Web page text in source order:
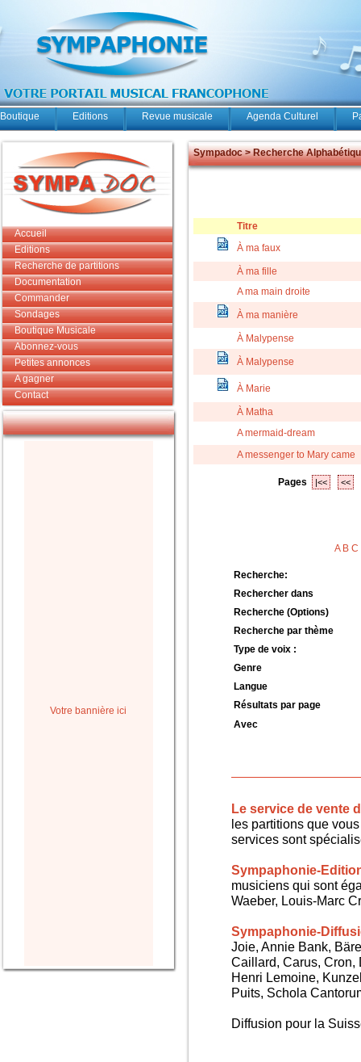
Boutique Editions Revue musicale Agenda Culturel
Accueil
Editions
Recherche de partitions
Documentation
Commander
Sondages
Boutique Musicale
Abonnez-vous
Petites annonces
A gagner
Contact
Votre bannière ici
Sympadoc > Recherche
Titre
À ma faux
À ma fille
A ma main droite
À ma manière
À Malypense
À Malypense
À Marie
À Matha
A mermaid-dream
A messenger to Mary came
Pages |<< <<
A B C
Recherche:
Rechercher dans
Recherche (Options)
Recherche par thème
Type de voix :
Genre
Langue
Résultats par page
Avec
Le service de vente
les partitions que
services sont
Sympaphonie-
musiciens qui sont
Waeber, Louis-Marc
Sympaphonie-
Joie, Annie Bank,
Caillard, Carus, Cron,
Henri Lemoine,
Puits, Schola
Diffusion pour la